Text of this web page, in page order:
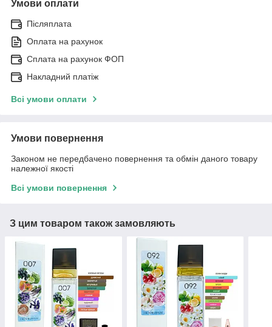
Умови оплати
Післяплата
Оплата на рахунок
Сплата на рахунок ФОП
Накладний платіж
Всі умови оплати
Умови повернення
Законом не передбачено повернення та обмін даного товару
належної якості
Всі умови повернення
З цим товаром також замовляють